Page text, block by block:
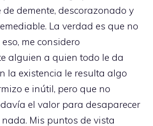
demente, descorazonado y
La verdad es que no
me considero
alguien a quien todo le da
la existencia le resulta algo
e inútil, pero que no
el valor para desaparecer
Mis puntos de vista